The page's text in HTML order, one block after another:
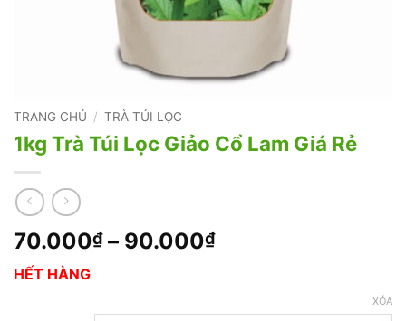
TRANG CHỦ / TRÀ TÚI LỌC
1kg Trà Túi Lọc Giảo Cổ Lam Giá Rẻ
70.000₫ – 90.000₫Khoảng
HẾT HÀNG
XÓA